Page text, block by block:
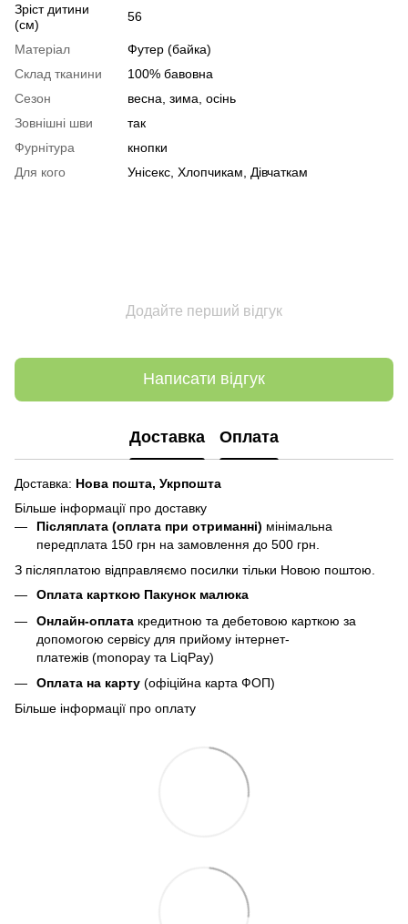
Зріст дитини
(см)
56
Матеріал
Футер (байка)
Склад тканини
100% бавовна
Сезон
весна, зима, осінь
Зовнішні шви
так
Фурнітура
кнопки
Для кого
Унісекс, Хлопчикам, Дівчаткам
Додайте перший відгук
Написати відгук
Доставка Оплата
Доставка: Нова пошта, Укрпошта
Більше інформації про доставку
Післяплата (оплата при отриманні) мінімальна
передплата 150 грн на замовлення до 500 грн.
З післяплатою відправляємо посилки тільки Новою поштою.
Оплата карткою Пакунок малюка
Онлайн-оплата кредитною та дебетовою карткою за
допомогою сервісу для прийому інтернет-
платежів (monopay та LiqPay)
Оплата на карту (офіційна карта ФОП)
Більше інформації про оплату